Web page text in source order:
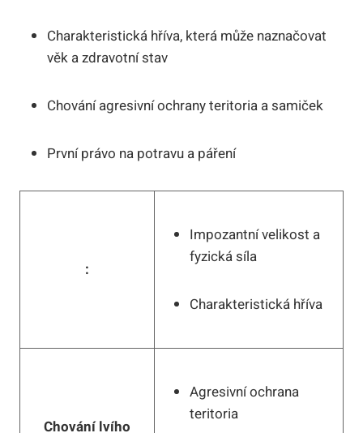
Charakteristická hříva, která může naznačovat
věk a zdravotní stav
Chování agresivní ochrany teritoria a samiček
První právo na potravu a páření
:
Impozantní velikost a
fyzická síla
Charakteristická hříva
Chování lvího
Agresivní ochrana
teritoria